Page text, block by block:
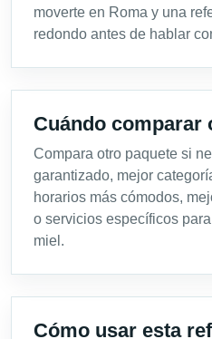
moverte en Roma y una
redondo antes de hablar
Cuándo comparar
Compara otro paquete si
garantizado, mejor
horarios más cómodos,
o servicios específicos
miel.
Cómo usar esta